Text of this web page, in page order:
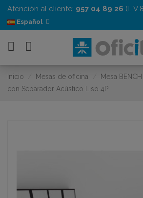
Atención al cliente: 957 04 89 26 (L-V
Español
Inicio Mesas de oficina
Mesa
con Separador Acústico Liso 4P